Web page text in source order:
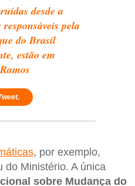
desde a
pela
do Brasil
estão em
, por exemplo,
do Ministério. A única
sobre Mudança do